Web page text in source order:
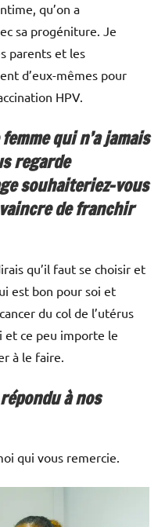
qu’on a
sa progéniture. Je
parents et les
d’eux-mêmes pour
HPV.
qui n’a jamais
regarde
souhaiteriez-vous
de franchir
qu’il faut se choisir et
est bon pour soi et
du col de l’utérus
et ce peu importe le
à le faire.
à nos
qui vous remercie.